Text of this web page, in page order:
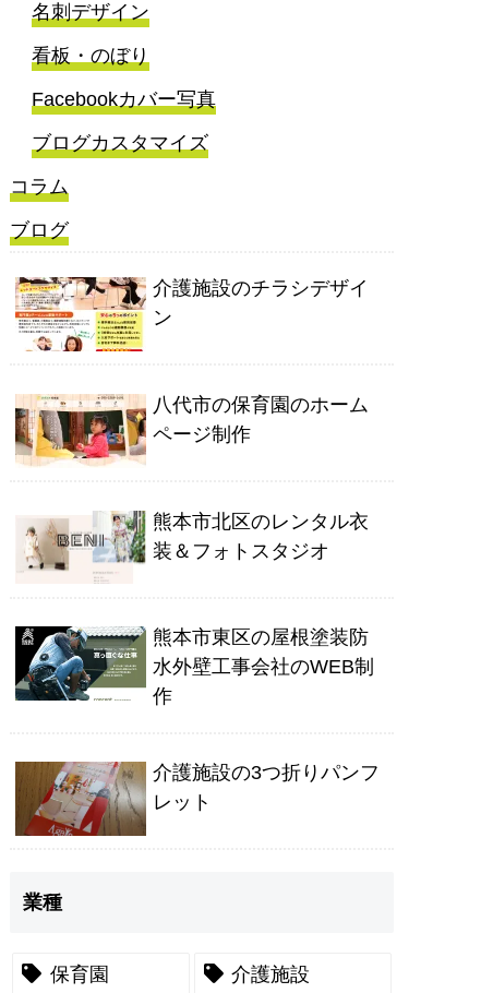
名刺デザイン
看板・のぼり
Facebookカバー写真
ブログカスタマイズ
コラム
ブログ
介護施設のチラシデザイ
ン
八代市の保育園のホーム
ページ制作
熊本市北区のレンタル衣
装＆フォトスタジオ
熊本市東区の屋根塗装防
水外壁工事会社のWEB制
作
介護施設の3つ折りパンフ
レット
業種
保育園 介護施設